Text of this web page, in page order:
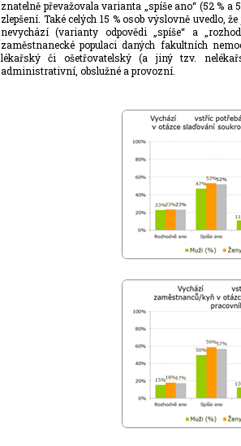
znatelně převažovala varianta „spíše ano“ (52 %
zlepšení. Také celých 15 % osob výslovně uvedlo,
nevychází (varianty odpovědi „spíše“ a
zaměstnanecké populaci daných fakultních
lékařský či ošetřovatelský (a jiný tzv.
administrativní, obslužné a provozní.